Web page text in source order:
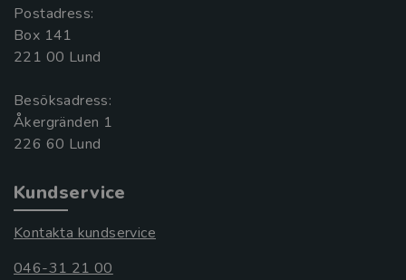
Postadress:
Box 141
221 00 Lund
Besöksadress:
Åkergränden 1
Kundservice
Kontakta kundservice
046-31 21 00